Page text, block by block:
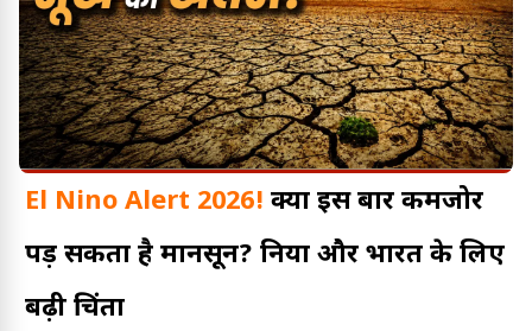
El Nino Alert 2026! क्या इस बार कमजोर
पड़ सकता है मानसून? दुनिया और भारत के लिए
बढ़ी चिंता